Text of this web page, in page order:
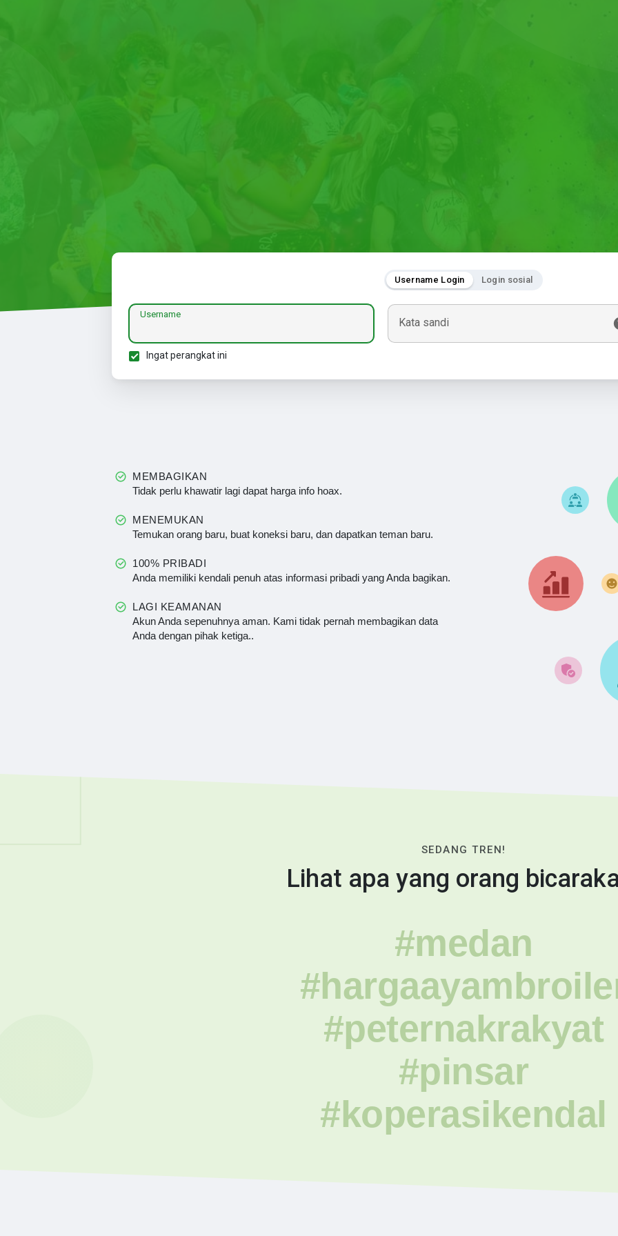
Username Login Login sosial
Username
Kata sandi
Ingat perangkat ini
MEMBAGIKAN
Tidak perlu khawatir lagi dapat harga info hoax.
MENEMUKAN
Temukan orang baru, buat koneksi baru, dan dapatkan teman baru.
100% PRIBADI
Anda memiliki kendali penuh atas informasi pribadi yang Anda bagikan.
LAGI KEAMANAN
Akun Anda sepenuhnya aman. Kami tidak pernah membagikan data
Anda dengan pihak ketiga..
SEDANG TREN!
Lihat apa yang orang
#medan
#peternakrakyat
#pinsar
#koperasikendal